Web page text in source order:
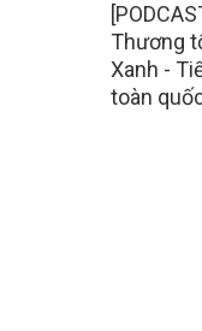
Thương
Xanh -
toàn